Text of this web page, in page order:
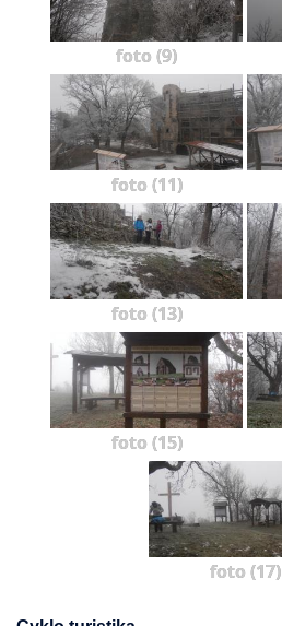
foto (9)
foto (11)
foto (13)
foto (15)
foto (17)